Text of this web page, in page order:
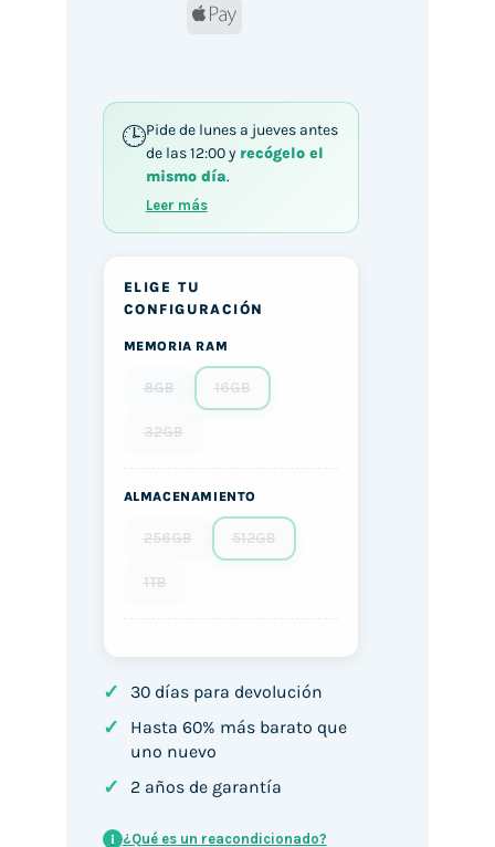
Apple
Pide de lunes a jueves antes
de las 12:00 y recógelo el
mismo día.
Leer más
ELIGE TU
CONFIGURACIÓN
MEMORIA RAM
8GB 16GB
32GB
ALMACENAMIENTO
256GB 512GB
1TB
✓ 30 días para devolución
✓
Hasta 60% más barato que
uno nuevo
✓ 2 años de garantía
i ¿Qué es un reacondicionado?